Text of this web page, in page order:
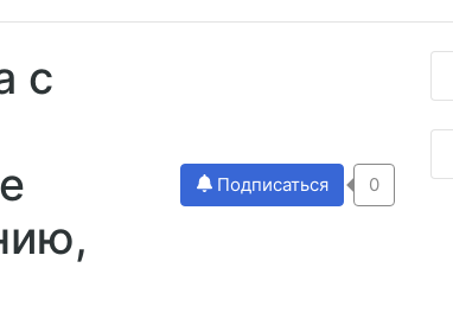
с
Подписаться 0